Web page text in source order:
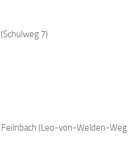
7)
(Leo-von-Welden-Weg